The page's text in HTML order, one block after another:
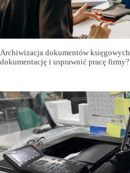
Archiwizacja dokumentów
dokumentację i usprawnić pracę firmy?